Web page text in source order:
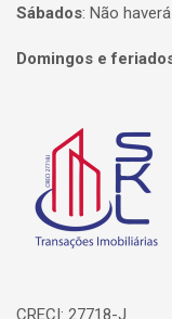
Sábados: Não
Domingos e
Página inicial
CRECI: 27718-J